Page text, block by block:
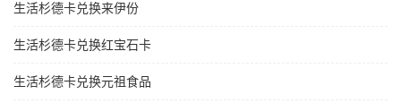
生活杉德卡兑换来伊份
生活杉德卡兑换红宝石卡
生活杉德卡兑换元祖食品